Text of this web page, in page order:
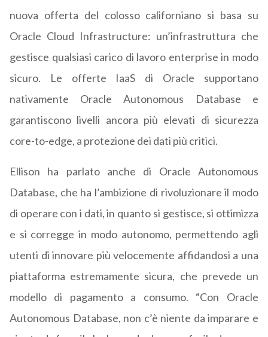
nuova offerta del colosso californiano si basa su
Oracle Cloud Infrastructure: un’infrastruttura che
gestisce qualsiasi carico di lavoro enterprise in modo
sicuro. Le offerte IaaS di Oracle supportano
nativamente Oracle Autonomous Database e
garantiscono livelli ancora più elevati di sicurezza
core-to-edge, a protezione dei dati più critici.
Ellison ha parlato anche di Oracle Autonomous
Database, che ha l’ambizione di rivoluzionare il modo
di operare con i dati, in quanto si gestisce, si ottimizza
e si corregge in modo autonomo, permettendo agli
utenti di innovare più velocemente affidandosi a una
piattaforma estremamente sicura, che prevede un
modello di pagamento a consumo. “Con Oracle
Autonomous Database, non c’è niente da imparare e